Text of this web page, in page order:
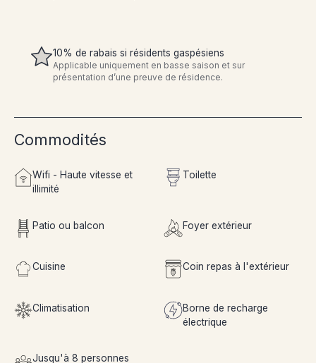
10% de rabais si résidents gaspésiens
Applicable uniquement en basse saison et sur
présentation d’une preuve de résidence.
Commodités
Wifi - Haute vitesse et
illimité
Toilette
Patio ou balcon Foyer extérieur
Cuisine Coin repas à l'extérieur
Climatisation
Borne de recharge
électrique
Jusqu'à 8 personnes